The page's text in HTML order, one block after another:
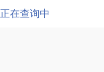
正在查询中